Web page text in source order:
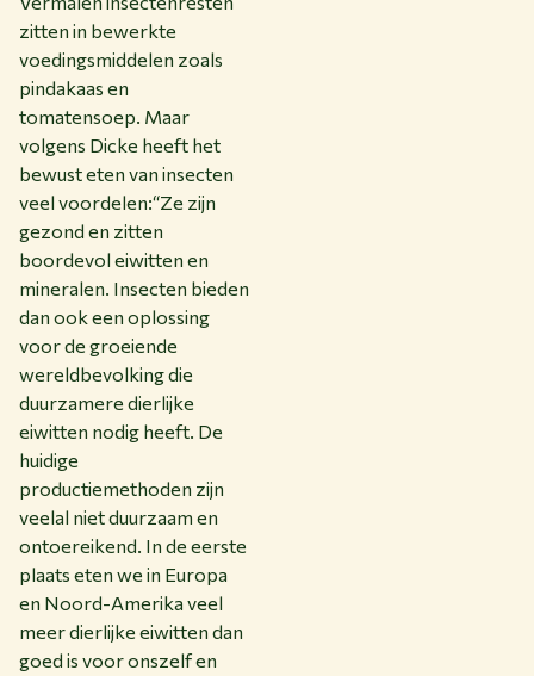
zitten in bewerkte
voedingsmiddelen zoals
pindakaas en
tomatensoep. Maar
volgens Dicke heeft het
bewust eten van insecten
veel voordelen:“Ze zijn
gezond en zitten
boordevol eiwitten en
mineralen. Insecten bieden
dan ook een oplossing
voor de groeiende
wereldbevolking die
duurzamere dierlijke
eiwitten nodig heeft. De
huidige
productiemethoden zijn
veelal niet duurzaam en
ontoereikend. In de eerste
plaats eten we in Europa
en Noord-Amerika veel
meer dierlijke eiwitten dan
goed is voor onszelf en